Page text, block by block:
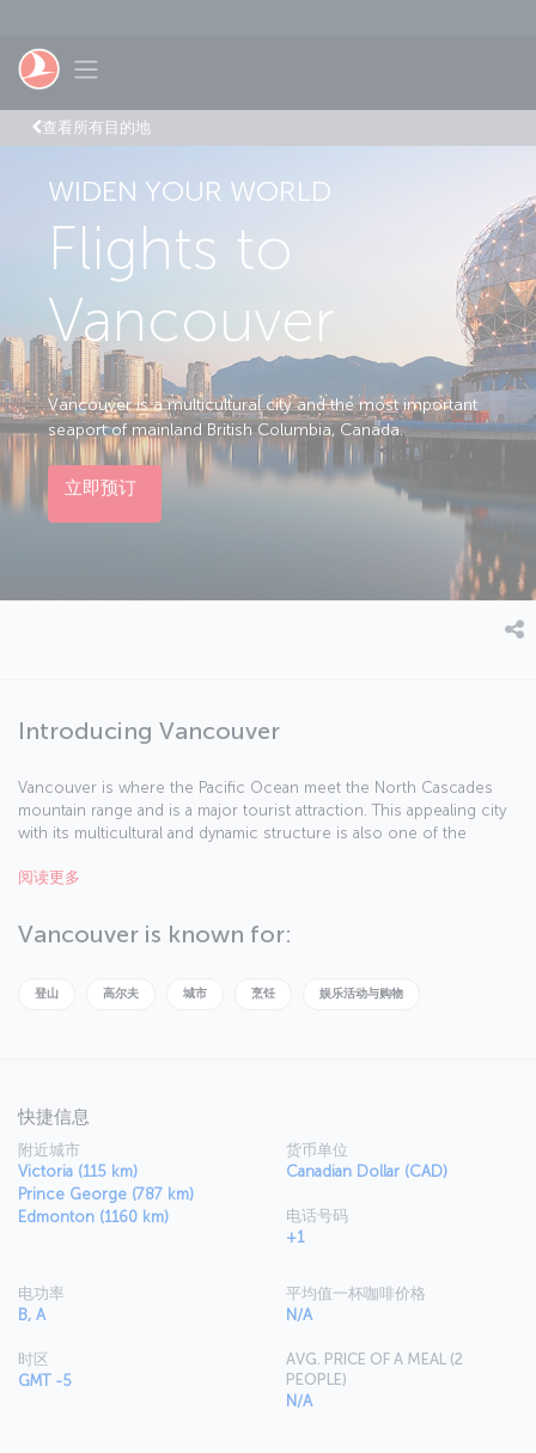
Toggle navigation
查看所有目的地
WIDEN YOUR WORLD
Flights to
Vancouver
Vancouver is a multicultural city and the most important
seaport of mainland British Columbia, Canada.
立即预订
Introducing Vancouver
Vancouver is where the Pacific Ocean meet the North Cascades
mountain range and is a major tourist attraction. This appealing city
with its multicultural and dynamic structure is also one of the
Hollywood.
阅读更多
Vancouver is known for:
登山 高尔夫 城市 烹饪 娱乐活动与购物
快捷信息
附近城市
Victoria (115 km)
Prince George (787 km)
Edmonton (1160 km)
货币单位
Canadian Dollar (CAD)
电话号码
+1
电功率
B, A
时区
GMT -5
平均值一杯咖啡价格
N/A
AVG. PRICE OF A MEAL (2
PEOPLE)
N/A